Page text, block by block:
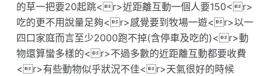
的草一把要20起跳<r>近距離互動一個人要150<r>
吃的更不用說量足夠<r>感覺要到牧場一遊<r>以一
四口家庭而言至少2000跑不掉(含停車及吃的)<r>動
物還算蠻多樣的<r>不過多數的近距離互動都要收費
<r>有些動物似乎狀況不佳<r>天氣很好的時候